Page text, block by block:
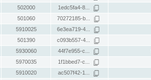
502000 1edc5fa4-8...
501060 70272185-b...
5910025 6e3ea719-4...
501390 c093b557-4...
5930060 44f7e955-c...
5970035 1f1bbed7-c...
5910020 ac507f42-1...